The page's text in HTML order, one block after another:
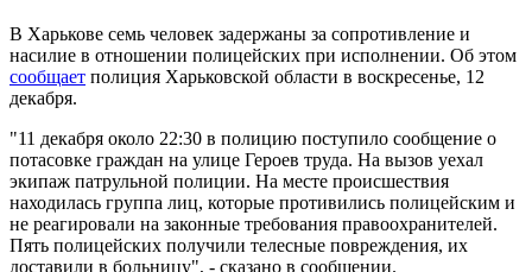
В Харькове семь человек задержаны за сопротивление и
насилие в отношении полицейских при исполнении. Об этом
сообщает полиция Харьковской области в воскресенье, 12
декабря.
"11 декабря около 22:30 в полицию поступило сообщение о
потасовке граждан на улице Героев труда. На вызов уехал
экипаж патрульной полиции. На месте происшествия
находилась группа лиц, которые противились полицейским и
не реагировали на законные требования правоохранителей.
Пять полицейских получили телесные повреждения, их
доставили в больницу", - сказано в сообщении.